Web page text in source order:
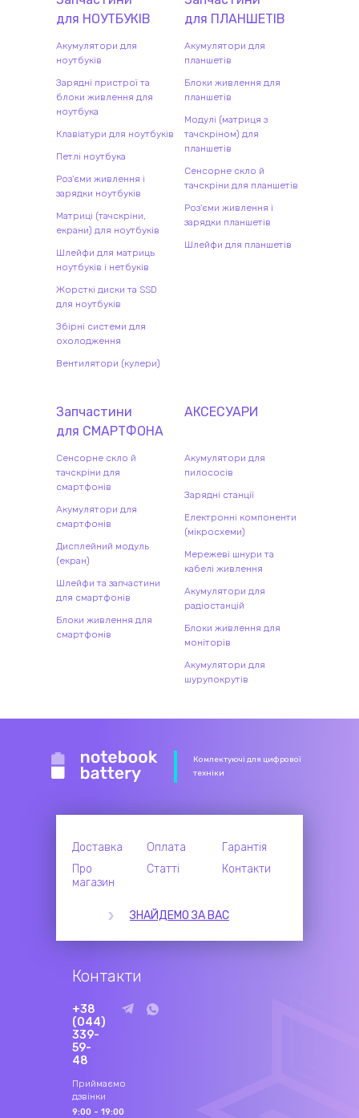
для НОУТБУКІВ
Акумулятори для
ноутбуків
Зарядні пристрої та
блоки живлення для
ноутбука
Клавіатури для ноутбуків
Петлі ноутбука
Роз'єми живлення і
зарядки ноутбуків
Матриці (тачскріни,
екрани) для ноутбуків
Шлейфи для матриць
ноутбуків і нетбуків
Жорсткі диски та SSD
для ноутбуків
Збірні системи для
охолодження
Вентилятори (кулери)
для ПЛАНШЕТІВ
Акумулятори для
планшетів
Блоки живлення для
планшетів
Модулі (матриця з
тачскріном) для
планшетів
Сенсорне скло й
тачскріни для планшетів
Роз'єми живлення і
зарядки планшетів
Шлейфи для планшетів
Запчастини
для СМАРТФОНА
Сенсорне скло й
тачскріни для
смартфонів
Акумулятори для
смартфонів
Дисплейний модуль
(екран)
Шлейфи та запчастини
для смартфонів
Блоки живлення для
смартфонів
АКСЕСУАРИ
Акумулятори для
пилососів
Зарядні станції
Електронні компоненти
(мікросхеми)
Мережеві шнури та
кабелі живлення
Акумулятори для
радіостанцій
Блоки живлення для
моніторів
Акумулятори для
шурупокрутів
Комлектуючі для цифрової
техніки
Доставка Оплата
Гарантія
Про
магазин
Статті Контакти
ЗНАЙДЕМО ЗА ВАС
Контакти
+38
(044)
339-
59-
48
Приймаємо
дзвінки
9:00 - 19:00